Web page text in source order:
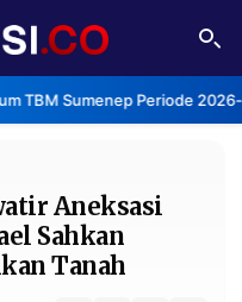
TBM Sumenep Periode
Aneksasi
Sahkan
Tanah